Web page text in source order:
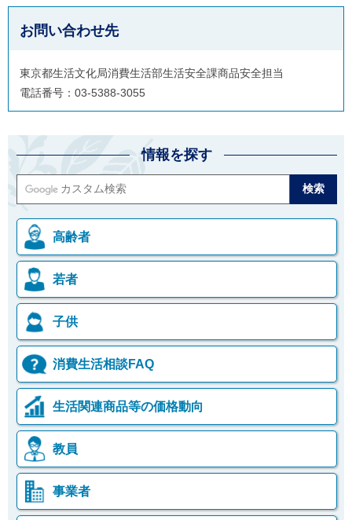
お問い合わせ先
東京都生活文化局消費生活部生活安全課商品安全担当
電話番号：03-5388-3055
情報を探す
高齢者
若者
子供
消費生活相談FAQ
生活関連商品等の価格動向
教員
事業者